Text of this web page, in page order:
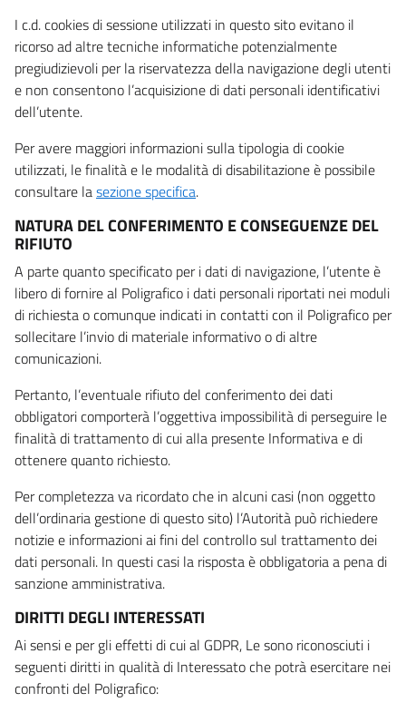
I c.d. cookies di sessione utilizzati in questo sito evitano il
ricorso ad altre tecniche informatiche potenzialmente
pregiudizievoli per la riservatezza della navigazione degli utenti
e non consentono l’acquisizione di dati personali identificativi
dell’utente.
Per avere maggiori informazioni sulla tipologia di cookie
utilizzati, le finalità e le modalità di disabilitazione è possibile
consultare lasezione specifica.
NATURA DEL CONFERIMENTO E CONSEGUENZE DEL
RIFIUTO
A parte quanto specificato per i dati di navigazione, l’utente è
libero di fornire al Poligrafico i dati personali riportati nei moduli
di richiesta o comunque indicati in contatti con il Poligrafico per
sollecitare l’invio di materiale informativo o di altre
comunicazioni.
Pertanto, l’eventuale rifiuto del conferimento dei dati
obbligatori comporterà l’oggettiva impossibilità di perseguire le
finalità di trattamento di cui alla presente Informativa e di
ottenere quanto richiesto.
Per completezza va ricordato che in alcuni casi (non oggetto
dell’ordinaria gestione di questo sito) l’Autorità può richiedere
notizie e informazioni ai fini del controllo sul trattamento dei
dati personali. In questi casi la risposta è obbligatoria a pena di
sanzione amministrativa.
DIRITTI DEGLI INTERESSATI
Ai sensi e per gli effetti di cui al GDPR, Le sono riconosciuti i
seguenti diritti in qualità di Interessato che potrà esercitare nei
confronti del Poligrafico: